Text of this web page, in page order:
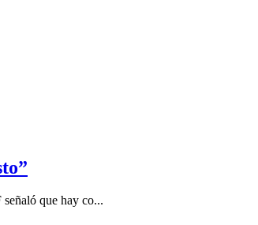
que hay co...